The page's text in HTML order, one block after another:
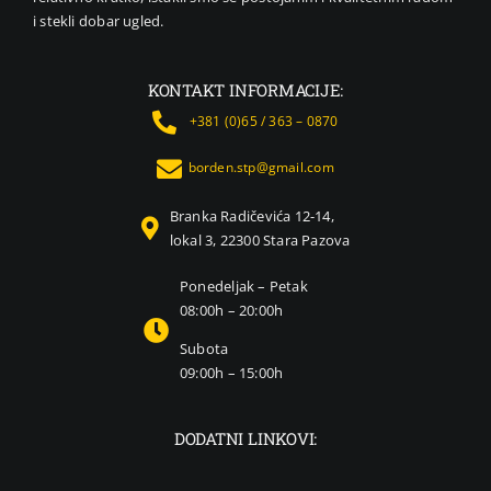
i stekli dobar ugled.
KONTAKT INFORMACIJE:
+381 (0)65 / 363 – 0870
borden.stp@gmail.com
Branka Radičevića 12-14,
lokal 3, 22300 Stara Pazova
Ponedeljak – Petak
08:00h – 20:00h
Subota
09:00h – 15:00h
DODATNI LINKOVI: